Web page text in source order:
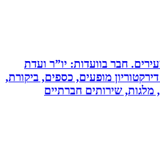
חבר בוועדות: יו”ר ועדת
מופעים, כספים, ביקורת,
שירותים חברתיים